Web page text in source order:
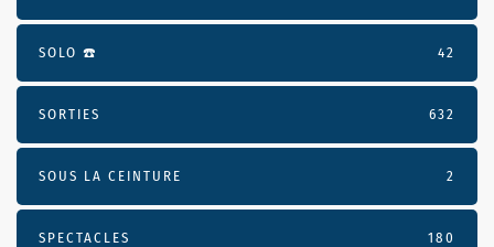
SOLO ☎️ 42
SORTIES 632
SOUS LA CEINTURE 2
SPECTACLES 180